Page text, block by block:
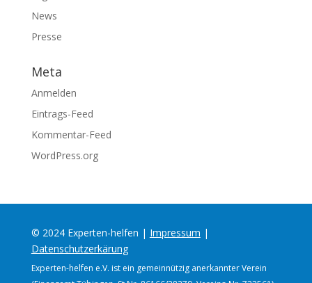
News
Presse
Meta
Anmelden
Eintrags-Feed
Kommentar-Feed
WordPress.org
© 2024 Experten-helfen | Impressum |
Datenschutzerkärung
Experten-helfen e.V. ist ein gemeinnützig anerkannter Verein